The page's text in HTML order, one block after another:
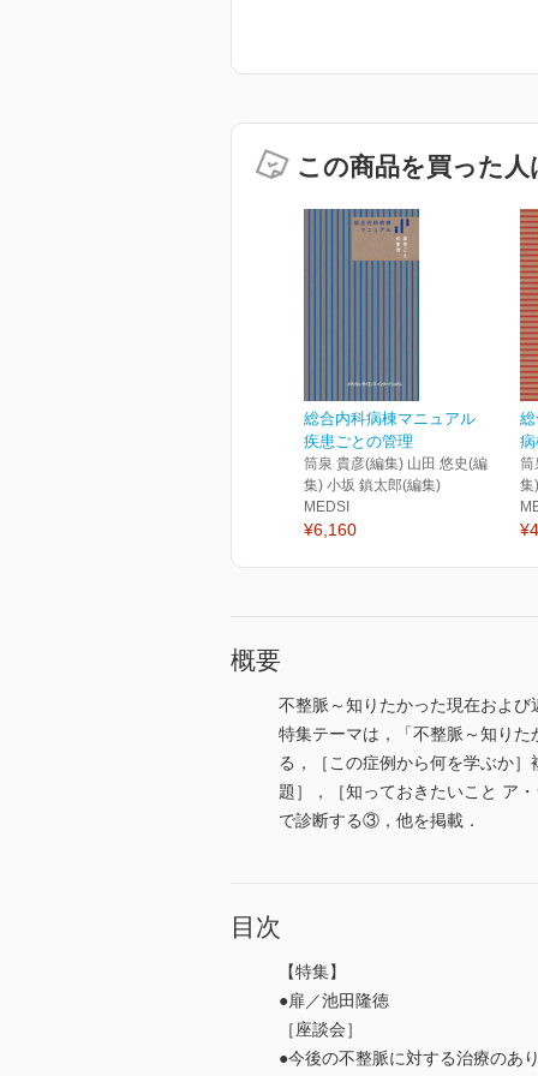
この商品を買った
総合内科病棟マニュアル
疾患ごとの管理
筒泉 貴彦(編集) 山田 悠史(編
集) 小坂 鎮太郎(編集)
MEDSI
¥6,160
筒
集
概要
不整脈～知りたかった現在およ
特集テーマは，「不整脈～知り
る，［この症例から何を学ぶか
題］，［知っておきたいこと ア
で診断する③，他を掲載．
目次
【特集】
●扉／池田隆徳
［座談会］
●今後の不整脈に対する治療のあ